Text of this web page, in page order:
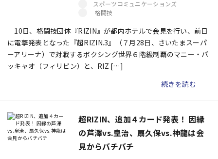
スポーツコミュニケーションズ
格闘技
10日、格闘技団体『RIZIN』が都内ホテルで会見を行い、前日
に電撃発表となった『超RIZIN.3』（７月28日、さいたまスーパ
ーアリーナ）で対戦するボクシング世界６階級制覇のマニー・パ
ッキャオ（フィリピン）と、RIZ […]
続きを読む
超RIZIN、追加４カード発表！ 因縁
の芦澤vs.皇治、扇久保vs.神龍は会
見からバチバチ